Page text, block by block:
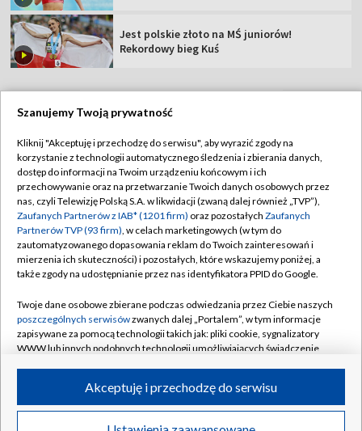
Jest polskie złoto na MŚ juniorów!
Rekordowy bieg Kuś
Abonament TVP
Sklep TVP
Biuro Reklamy
Oferta Handlowa
Telegazeta ogłoszenia
Rada Programowa
Ogłoszenia przetargowe
Akademia Telewizyjna
Informacje o nadawcy
Regulamin TVP
Polityka prywatności
Moje zgody
Biuro reklamy
Kontakt
Kanały
©2026 Telewizja Polska Spółka Akcyjna w likwidacji
Szanujemy Twoją prywatność
Kliknij "Akceptuję i przechodzę do serwisu", aby wyrazić zgody na
korzystanie z technologii automatycznego śledzenia i zbierania danych,
dostęp do informacji na Twoim urządzeniu końcowym i ich
przechowywanie oraz na przetwarzanie Twoich danych osobowych przez
nas, czyli Telewizję Polską S.A. w likwidacji (zwaną dalej również „TVP”),
Zaufanych Partnerów z IAB* (1201 firm) oraz pozostałych Zaufanych
Partnerów TVP (93 firm), w celach marketingowych (w tym do
zautomatyzowanego dopasowania reklam do Twoich zainteresowań i
mierzenia ich skuteczności) i pozostałych, które wskazujemy poniżej, a
także zgody na udostępnianie przez nas identyfikatora PPID do Google.
Twoje dane osobowe zbierane podczas odwiedzania przez Ciebie naszych
poszczególnych serwisówzwanych dalej „Portalem”, w tym informacje
zapisywane za pomocą technologii takich jak: pliki cookie, sygnalizatory
WWW lub innych podobnych technologii umożliwiających świadczenie
ruchu w Internecie.
Twoje dane osobowe zbierane podczas odwiedzania przez Ciebie
Akceptuję i przechodzę do serwisu